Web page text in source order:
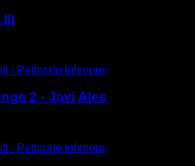
∙ Pettorale Inferiore
2 - Javi Ales
∙ Pettorale Inferiore